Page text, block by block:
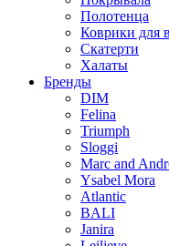
Полотенца
Коврики для
Скатерти
Халаты
Бренды
DIM
Felina
Triumph
Sloggi
Marc and
Ysabel Mora
Atlantic
BALI
Janira